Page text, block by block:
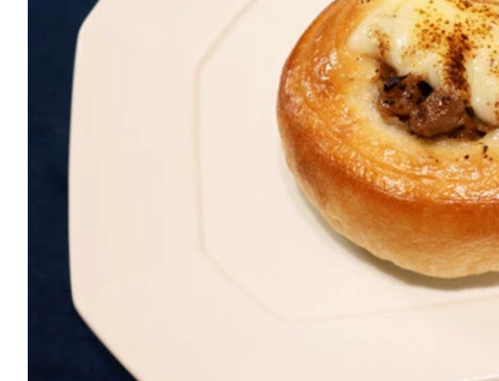
（１）煮込む！ まずは寿がきやのみそ煮込みうどんを手順どおりに作る。煮込んだ
ものを入れよう
（２）移す！ みそ煮込みうどんができたらグラタン皿に麺全量と、麺全体が浸るく
にのせる
（３）焼く！ さらに（２）の上からとろけるチーズをのせ、粉チーズも振りかけた
ら出来上がり！
（４）完成！「寿がきやみそ煮込みグラタン」
（５）潰す！ あとは食べるだけだが、ハンバーグはグニグニと潰してひき肉状にし
さも最高！
独創的なバカレシピを続々と開発している野島慎一郎氏